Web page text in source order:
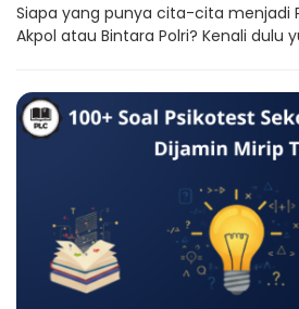
Siapa yang punya cita-cita menjadi
Akpol atau Bintara Polri? Kenali dulu